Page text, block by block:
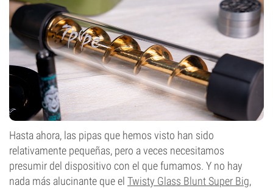
Hasta ahora, las pipas que hemos visto han sido
relativamente pequeñas, pero a veces necesitamos
presumir del dispositivo con el que fumamos. Y no hay
nada más alucinante que el Twisty Glass Blunt Super Big,